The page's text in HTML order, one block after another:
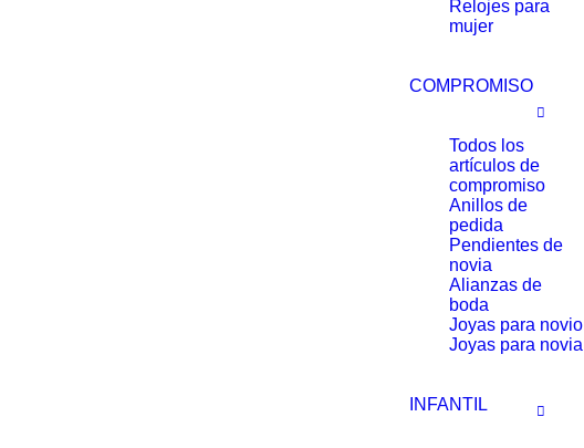
Relojes para
mujer
COMPROMISO
Todos los
artículos de
compromiso
Anillos de
pedida
Pendientes de
novia
Alianzas de
boda
Joyas para novio
Joyas para novia
INFANTIL
Collar Salvatore Plata Bamboo plata – 203C0086
114.75€El